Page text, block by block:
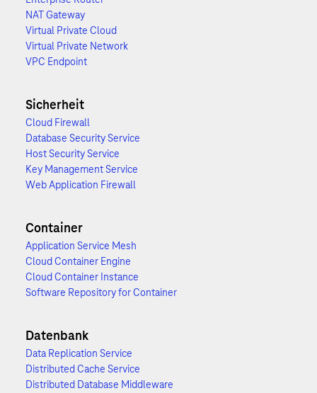
NAT Gateway
Virtual Private Cloud
Virtual Private Network
VPC Endpoint
Sicherheit
Cloud Firewall
Database Security Service
Host Security Service
Key Management Service
Web Application Firewall
Container
Application Service Mesh
Cloud Container Engine
Cloud Container Instance
Software Repository for Container
Datenbank
Data Replication Service
Distributed Cache Service
Distributed Database Middleware